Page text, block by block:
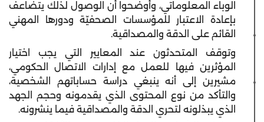
الوباء المعلوماتي، وأوضحوا أن الوصول لذلك يتضاعف
بإعادة الاعتبار للمؤسسات الصحفيّة ودورها المهني
القائم على الدقة والمصداقية.
وتوقف المتحدثون عند المعايير التي يجب اختيار
المؤثرين فيها للعمل مع إدارات الاتصال الحكومي،
مشيرين إلى أنه ينبغي دراسة حساباتهم الشخصية،
والتأكد من نوع المحتوى الذي يقدمونه وحجم الجهد
الذي يبذلونه لتحري الدقة والمصداقية فيما ينشرونه.